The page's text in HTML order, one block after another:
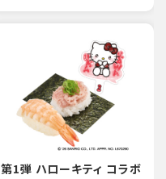
第1弾 ハローキティ コラボ